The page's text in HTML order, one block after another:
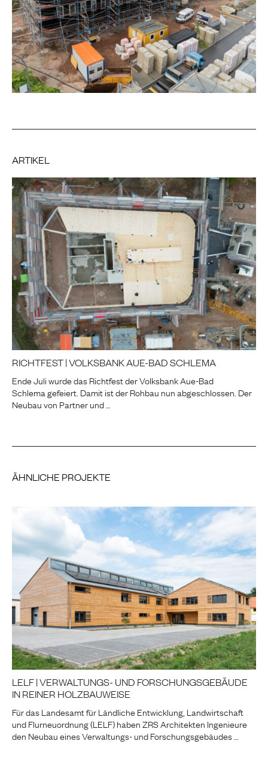
ARTIKEL
RICHTFEST | VOLKSBANK AUE-BAD SCHLEMA
Ende Juli wurde das Richtfest der Volksbank Aue-Bad
Schlema gefeiert. Damit ist der Rohbau nun abgeschlossen. Der
Neubau von Partner und …
ÄHNLICHE PROJEKTE
LELF | VERWALTUNGS- UND FORSCHUNGSGEBÄUDE
IN REINER HOLZBAUWEISE
Für das Landesamt für Ländliche Entwicklung, Landwirtschaft
und Flurneuordnung (LELF) haben ZRS Architekten Ingenieure
den Neubau eines Verwaltungs- und Forschungsgebäudes …